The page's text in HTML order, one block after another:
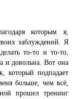
которым я,
заблуждений. Я
то-то и то-то,
и довольна. Вот она
который подпадает
больше, чем всё,
прошел тренинг